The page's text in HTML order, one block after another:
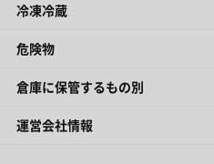
冷凍冷蔵
危険物
倉庫に保管するもの別
運営会社情報